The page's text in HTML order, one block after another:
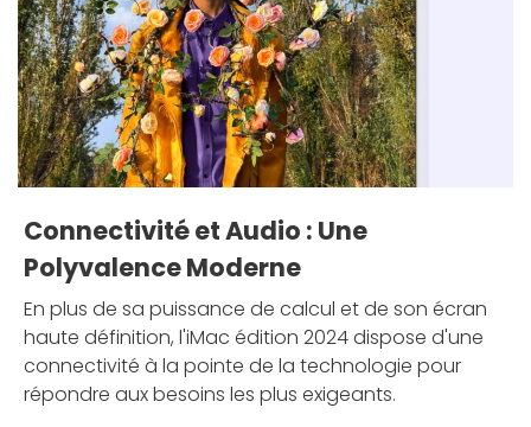
Connectivité et Audio : Une
Polyvalence Moderne
En plus de sa puissance de calcul et de son écran
haute définition, l'iMac édition 2024 dispose d'une
connectivité à la pointe de la technologie pour
répondre aux besoins les plus exigeants.